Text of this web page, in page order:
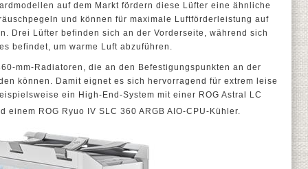
auf dem Markt fördern diese Lüfter eine ähnliche
und können für maximale Luftförderleistung auf
Drei Lüfter befinden sich an der Vorderseite, während sich
befindet, um warme Luft abzuführen.
mm-Radiatoren, die an den Befestigungspunkten an der
können. Damit eignet es sich hervorragend für extrem leise
ein High-End-System mit einer ROG Astral LC
einem ROG Ryuo IV SLC 360 ARGB AIO-CPU-Kühler.